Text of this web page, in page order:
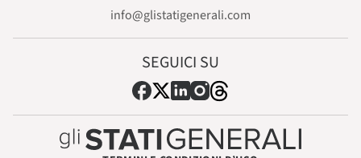
info@glistatigenerali.com
SEGUICI SU